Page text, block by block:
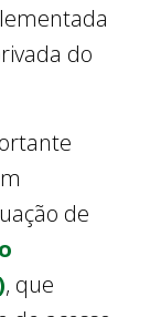
do
de
, que